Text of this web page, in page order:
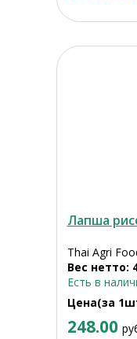
Лапша
Thai Agri
Вес нетто:
Есть в
Цена(за
248.00